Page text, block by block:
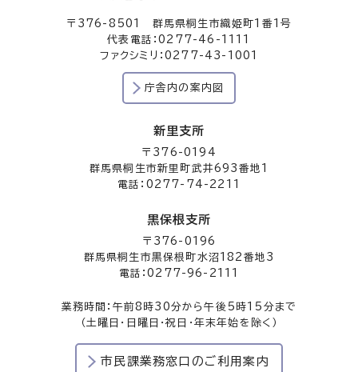
〒376-8501 群馬県桐生市織姫町1番1号
代表電話：0277-46-1111
ファクシミリ：0277-43-1001
庁舎内の案内図
新里支所
〒376-0194
群馬県桐生市新里町武井693番地1
電話：0277-74-2211
黒保根支所
〒376-0196
群馬県桐生市黒保根町水沼182番地3
電話：0277-96-2111
業務時間：午前8時30分から午後5時15分まで
（土曜日・日曜日・祝日・年末年始を除く）
市民課業務窓口のご利用案内